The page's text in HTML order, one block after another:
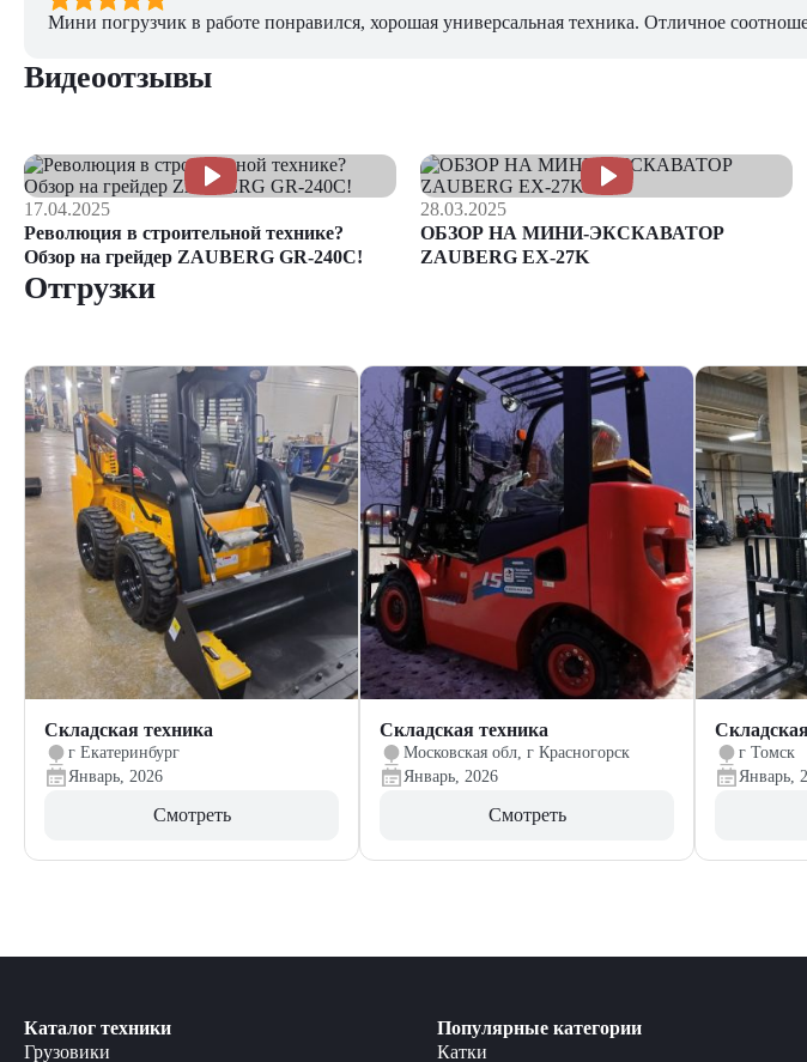
Мини погрузчик в работе понравился, хорошая универсальная техника. Отличное
Видеоотзывы
17.04.2025
Революция в строительной технике?
Обзор на грейдер ZAUBERG GR-240C!
28.03.2025
ОБЗОР НА МИНИ-ЭКСКАВАТОР
ZAUBERG EX-27K
Отгрузки
Складская техника
г Екатеринбург
Январь, 2026
Смотреть
Складская техника
Московская обл, г Красногорск
Январь, 2026
Смотреть
г Томск
Январь,
Каталог техники
Грузовики
Популярные категории
Катки